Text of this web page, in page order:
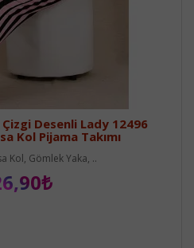
Desenli Lady 12496
Kol Pijama Takımı
Kol, Gömlek Yaka, ..